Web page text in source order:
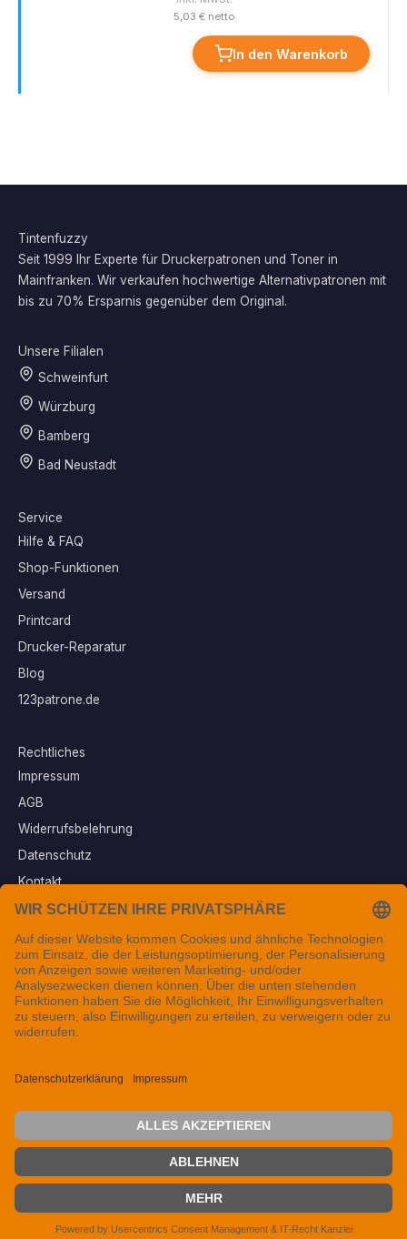
5,03 € netto
In den Warenkorb
Tintenfuzzy
Seit 1999 Ihr Experte für Druckerpatronen und Toner in
Mainfranken. Wir verkaufen hochwertige Alternativpatronen mit
bis zu 70% Ersparnis gegenüber dem Original.
Unsere Filialen
Schweinfurt
Würzburg
Bamberg
Bad Neustadt
Service
Hilfe & FAQ
Shop-Funktionen
Versand
Printcard
Drucker-Reparatur
Blog
123patrone.de
Rechtliches
Impressum
AGB
Widerrufsbelehrung
Datenschutz
Kontakt
Vertrag widerrufen
Sichere Zahlungsarten
© 2026 Tintenfuzzy® - Alle Rechte vorbehalten. Seit 1999 in